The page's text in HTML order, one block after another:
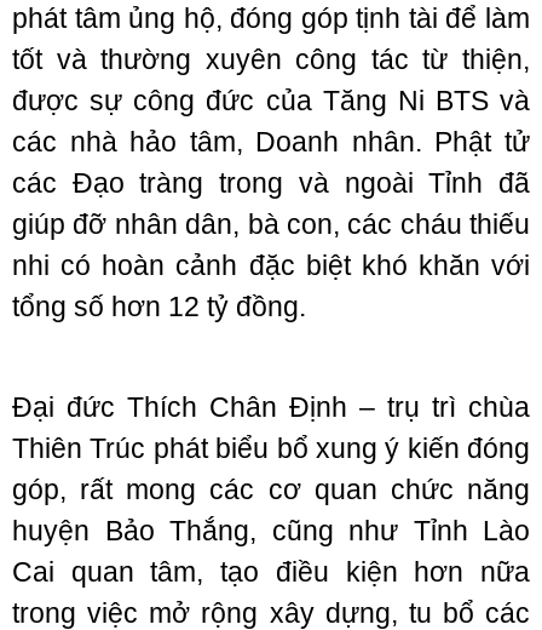
phát tâm ủng hộ, đóng góp tịnh tài để làm
tốt và thường xuyên công tác từ thiện,
được sự công đức của Tăng Ni BTS và
các nhà hảo tâm, Doanh nhân. Phật tử
các Đạo tràng trong và ngoài Tỉnh đã
giúp đỡ nhân dân, bà con, các cháu thiếu
nhi có hoàn cảnh đặc biệt khó khăn với
tổng số hơn 12 tỷ đồng.
Đại đức Thích Chân Định – trụ trì chùa
Thiên Trúc phát biểu bổ xung ý kiến đóng
góp, rất mong các cơ quan chức năng
huyện Bảo Thắng, cũng như Tỉnh Lào
Cai quan tâm, tạo điều kiện hơn nữa
trong việc mở rộng xây dựng, tu bổ các